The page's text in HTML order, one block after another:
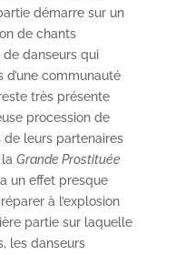
démarre sur un
de chants
danseurs qui
d’une communauté
très présente
procession de
leurs partenaires
Grande Prostituée
un effet presque
à l’explosion
partie sur laquelle
les danseurs